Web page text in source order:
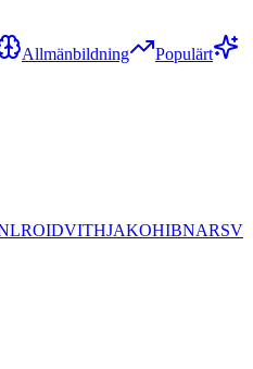
Allmänbildning
Populärt
ROIDVITHJAKOHIBNARSV